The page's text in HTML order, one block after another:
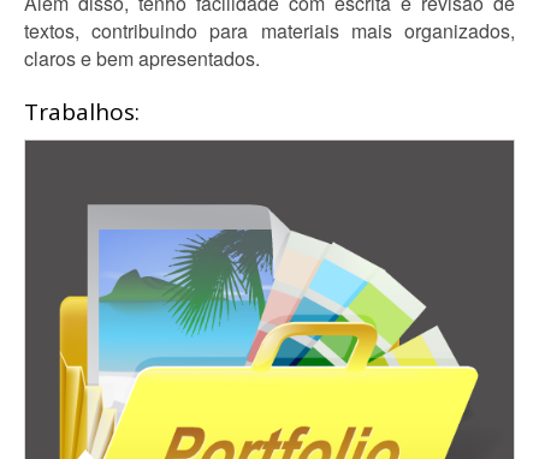
textos, contribuindo para materiais mais organizados,
claros e bem apresentados.
Trabalhos: